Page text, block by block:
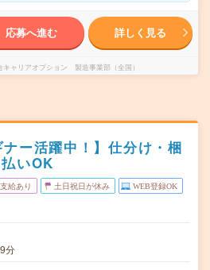
応募へ進む 詳しく見る
キャリアオプション 製造事業部（全国）
ナー活躍中！】仕分け・梱
いOK
給あり 土日祝日が休み WEB登録OK
分